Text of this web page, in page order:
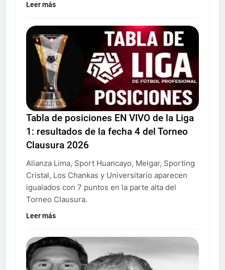
Leer más
Tabla de posiciones EN VIVO de la Liga
1: resultados de la fecha 4 del Torneo
Clausura 2026
Alianza Lima, Sport Huancayo, Melgar, Sporting
Cristal, Los Chankas y Universitario aparecen
igualados con 7 puntos en la parte alta del
Torneo Clausura.
Leer más